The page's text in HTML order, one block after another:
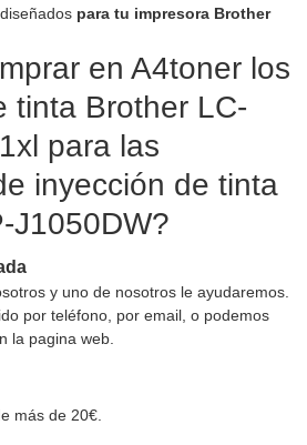
para tu impresora Brother
en A4toner los
tinta Brother LC-
para las
inyección de tinta
J1050DW?
y uno de nosotros le ayudaremos.
por teléfono, por email, o podemos
la pagina web.
más de 20€.